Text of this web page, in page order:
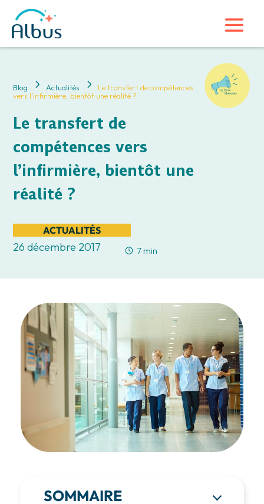
Blog 5 Actualités 5
Le transfert de compétences
vers l’infirmière, bientôt une réalité ?
Le transfert de
compétences vers
l’infirmière, bientôt une
réalité ?
ACTUALITÉS
26 décembre 2017 7 min
SOMMAIRE